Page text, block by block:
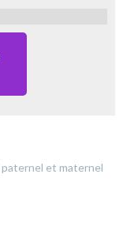
et maternel